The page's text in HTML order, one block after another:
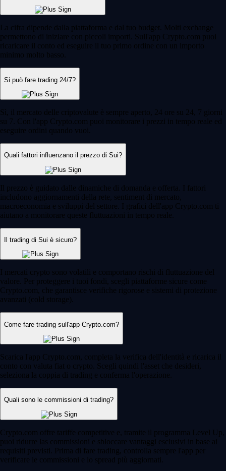
La cifra dipende dalla piattaforma e dal tuo budget. Molti exchange
permettono di iniziare con piccoli importi. Sull'app Crypto.com puoi
ricaricare il conto ed eseguire il tuo primo ordine con un importo
minimo molto basso.
Si può fare trading 24/7?
Sì, il mercato delle criptovalute è sempre aperto, 24 ore su 24, 7 giorni
su 7. Con l'app Crypto.com puoi monitorare i prezzi in tempo reale ed
eseguire ordini quando vuoi.
Quali fattori influenzano il prezzo di Sui?
Il prezzo è guidato dalle dinamiche di domanda e offerta. I fattori
includono aggiornamenti della rete, sentiment di mercato,
macroeconomia e sviluppi del settore. I grafici dell'app Crypto.com ti
aiutano a monitorare queste fluttuazioni in tempo reale.
Il trading di Sui è sicuro?
I mercati crypto sono volatili e comportano rischi di fluttuazione del
valore. Per proteggere i tuoi fondi, scegli piattaforme sicure come
Crypto.com, che garantisce verifiche rigorose e sistemi di protezione
avanzati (cold storage).
Come fare trading sull'app Crypto.com?
Scarica l'app Crypto.com, completa la verifica dell'identità e ricarica il
conto con valuta fiat o crypto. Scegli quindi l'asset che desideri,
seleziona la coppia di trading e conferma l'operazione.
Quali sono le commissioni di trading?
Crypto.com offre tariffe competitive e, tramite il programma Level Up,
puoi ridurre las commissioni e sbloccare vantaggi esclusivi in base ai
requisiti previsti. Prima di fare trading, controlla sempre l'app per
verificare le commissioni e lo spread più aggiornati.